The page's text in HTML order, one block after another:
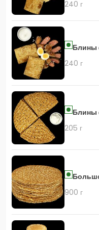
240 г
Блины
240 г
Блины
205 г
900 г